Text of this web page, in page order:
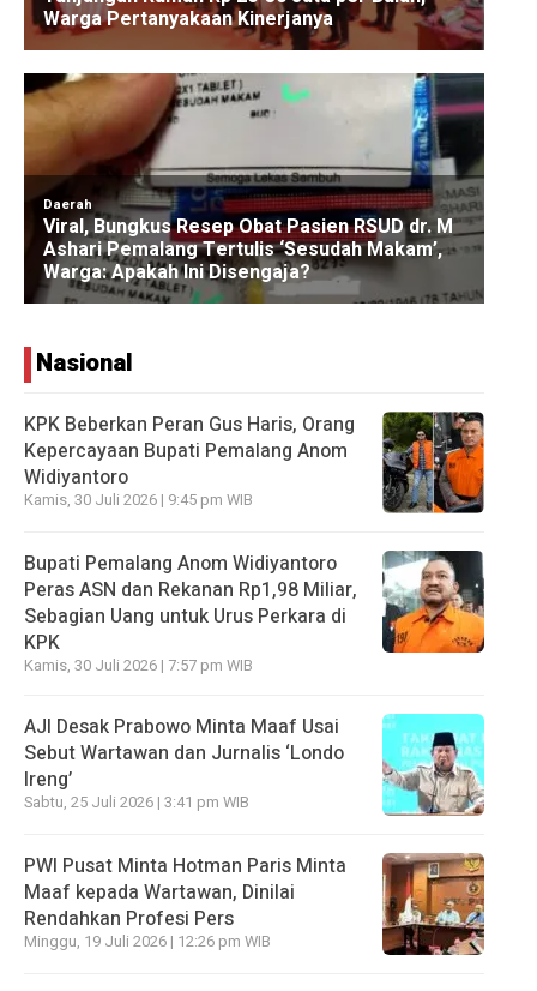
Nasional
KPK Beberkan Peran Gus Haris, Orang
Kepercayaan Bupati Pemalang Anom
Widiyantoro
Kamis, 30 Juli 2026 | 9:45 pm WIB
Bupati Pemalang Anom Widiyantoro
Peras ASN dan Rekanan Rp1,98 Miliar,
Sebagian Uang untuk Urus Perkara di
KPK
Kamis, 30 Juli 2026 | 7:57 pm WIB
AJI Desak Prabowo Minta Maaf Usai
Sebut Wartawan dan Jurnalis ‘Londo
Ireng’
Sabtu, 25 Juli 2026 | 3:41 pm WIB
PWI Pusat Minta Hotman Paris Minta
Maaf kepada Wartawan, Dinilai
Rendahkan Profesi Pers
Minggu, 19 Juli 2026 | 12:26 pm WIB